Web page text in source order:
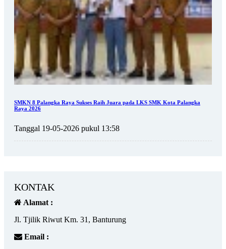
SMKN 8 Palangka Raya Sukses Raih Juara pada LKS SMK Kota Palangka
Raya 2026
Tanggal 19-05-2026 pukul 13:58
KONTAK
Alamat :
Jl. Tjilik Riwut Km. 31, Banturung
Email :